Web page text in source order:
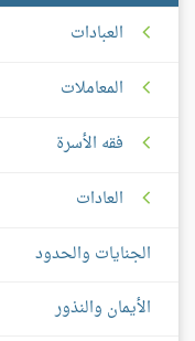
العبادات
المعاملات
فقه الأسرة
العادات
الجنايات والحدود
الأيمان والنذور